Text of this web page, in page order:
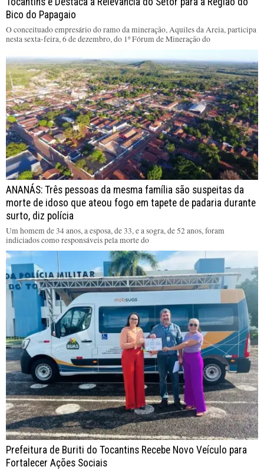
Bico do Papagaio
O conceituado empresário do ramo da mineração, Aquiles da Areia, participa
nesta sexta-feira, 6 de dezembro, do 1º Fórum de Mineração do
ANANÁS: Três pessoas da mesma família são suspeitas da
morte de idoso que ateou fogo em tapete de padaria durante
surto, diz polícia
Um homem de 34 anos, a esposa, de 33, e a sogra, de 52 anos, foram
indiciados como responsáveis pela morte do
Prefeitura de Buriti do Tocantins Recebe Novo Veículo para
Fortalecer Ações Sociais